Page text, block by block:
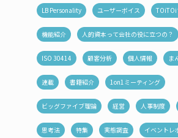
LB Personality ユーザーボイス TOiTOi
機能紹介 人的資本って会社の役に立つの？
ISO 30414 顧客分析 個人情報 ま
連載 書籍紹介 1on1ミーティング
ビッグファイブ理論 経営 人事制度
思考法 特集 実態調査 イベントレ